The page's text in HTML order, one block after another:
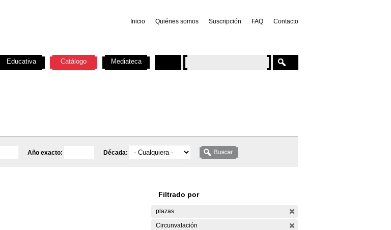
Inicio Quiénes somos Suscripción FAQ Contacto
Año exacto: Década:
Filtrado por
plazas
Circunvalación
Educativa Catálogo Mediateca